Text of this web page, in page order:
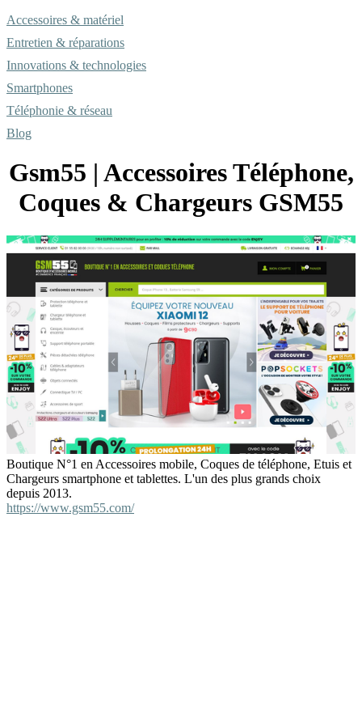
Accessoires & matériel
Entretien & réparations
Innovations & technologies
Smartphones
Téléphonie & réseau
Blog
Gsm55 | Accessoires Téléphone,
Coques & Chargeurs GSM55
Boutique N°1 en Accessoires mobile, Coques de téléphone, Etuis et
Chargeurs smartphone et tablettes. L'un des plus grands choix
depuis 2013.
https://www.gsm55.com/